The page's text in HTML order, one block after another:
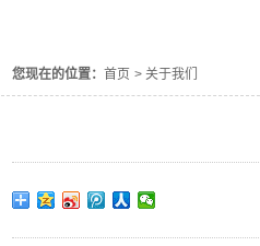
您现在的位置：首页 >关于我们